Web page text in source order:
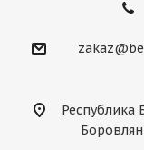
Республика